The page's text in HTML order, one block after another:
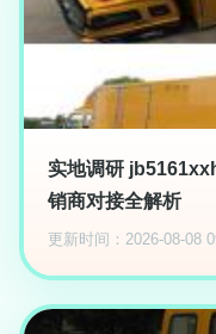
实地调研
销商对接全解析
更新时间：2026-08-08